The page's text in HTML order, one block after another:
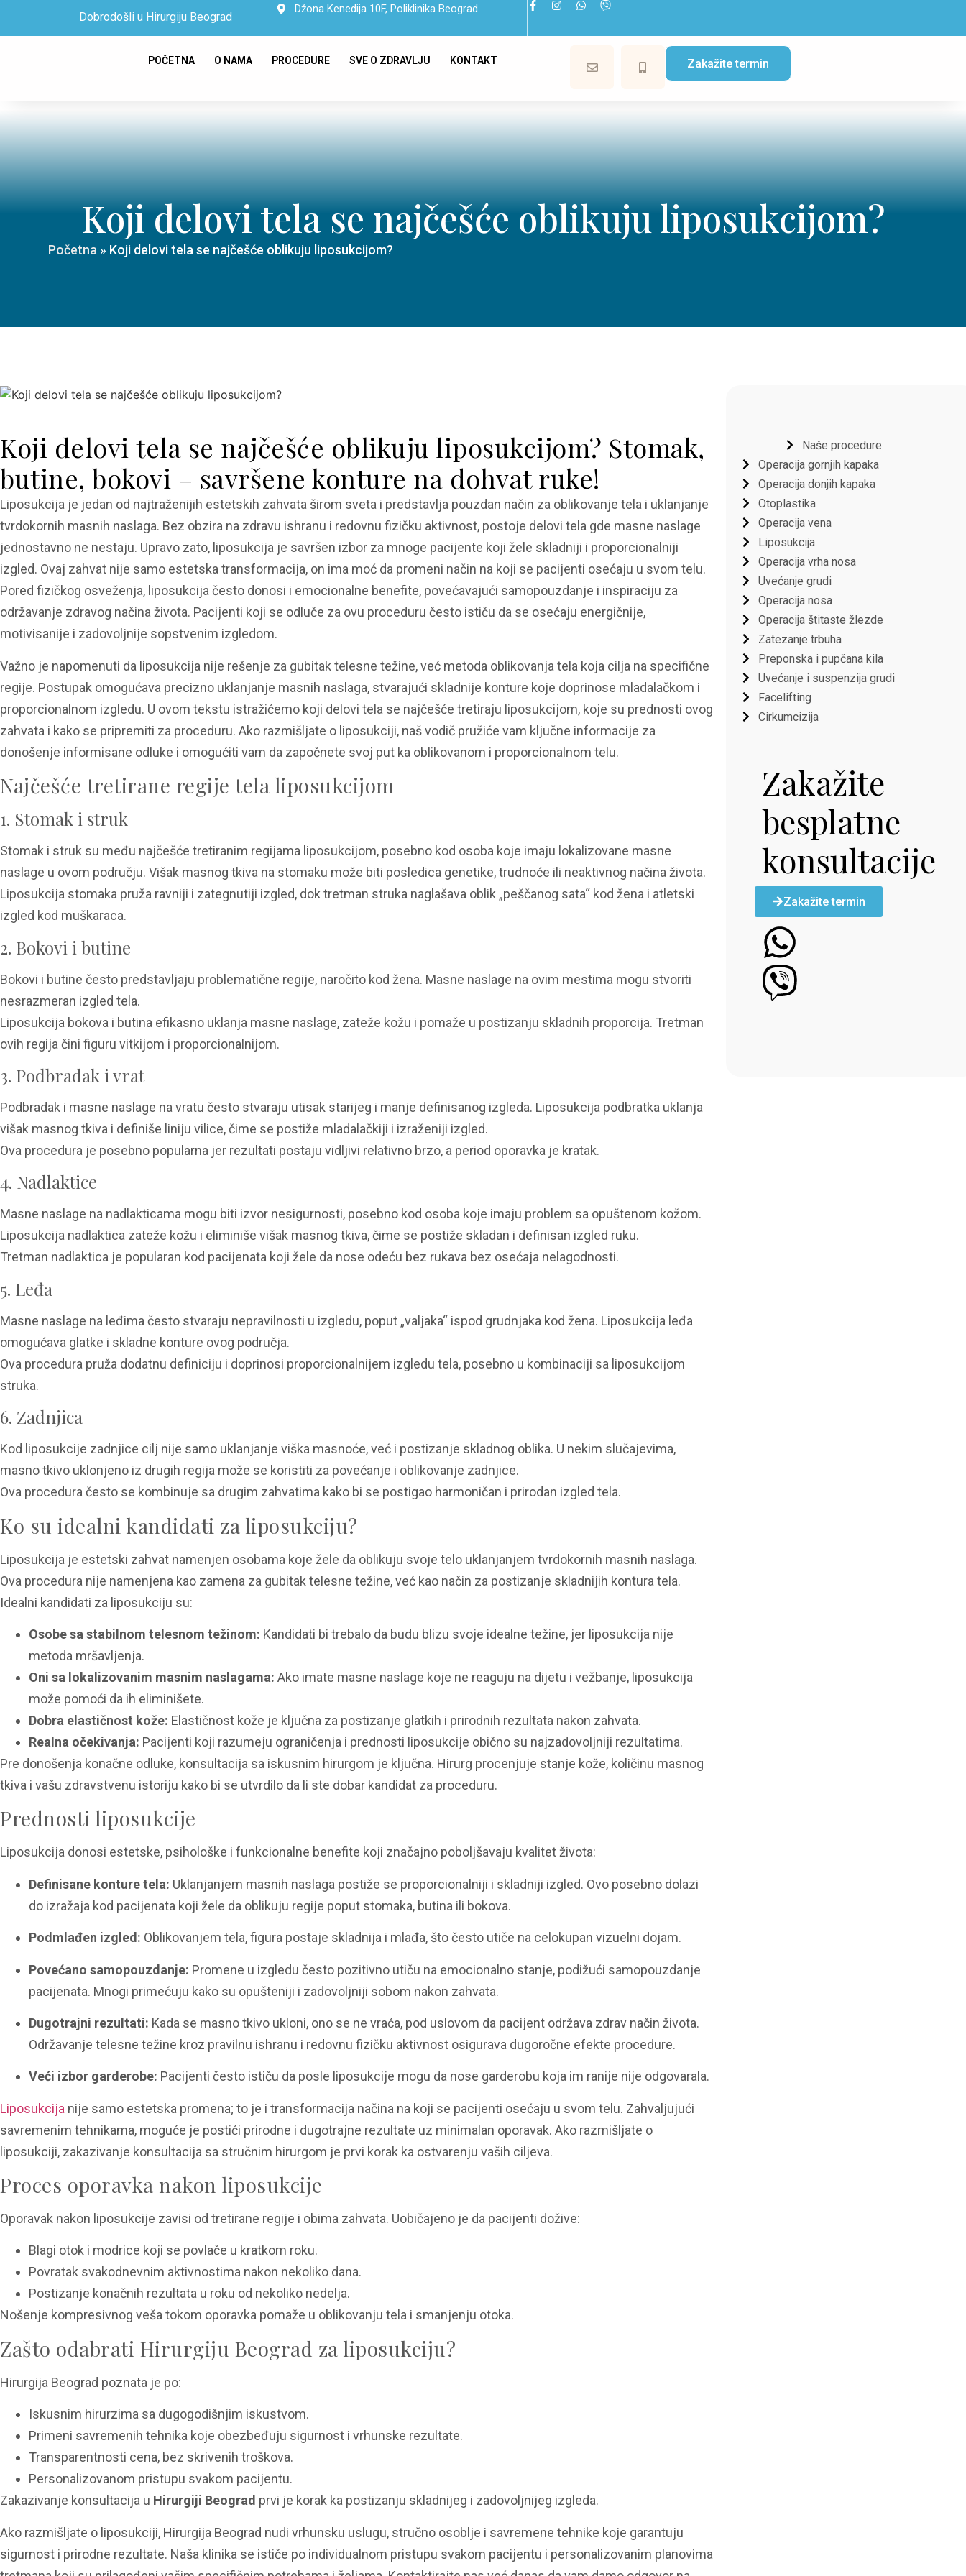
Dobrodošli u Hirurgiju Beograd
Džona Kenedija 10F, Poliklinika Beograd
POČETNA O NAMA PROCEDURE SVE O ZDRAVLJU KONTAKT Zakažite termin
Koji delovi tela se najčešće oblikuju liposukcijom?
Početna » Koji delovi tela se najčešće oblikuju liposukcijom?
Koji delovi tela se najčešće oblikuju liposukcijom? Stomak,
butine, bokovi – savršene konture na dohvat ruke!
Liposukcija je jedan od najtraženijih estetskih zahvata širom sveta i predstavlja pouzdan način za oblikovanje tela i uklanjanje
tvrdokornih masnih naslaga. Bez obzira na zdravu ishranu i redovnu fizičku aktivnost, postoje delovi tela gde masne naslage
jednostavno ne nestaju. Upravo zato, liposukcija je savršen izbor za mnoge pacijente koji žele skladniji i proporcionalniji
izgled. Ovaj zahvat nije samo estetska transformacija, on ima moć da promeni način na koji se pacijenti osećaju u svom telu.
Pored fizičkog osveženja, liposukcija često donosi i emocionalne benefite, povećavajući samopouzdanje i inspiraciju za
održavanje zdravog načina života. Pacijenti koji se odluče za ovu proceduru često ističu da se osećaju energičnije,
motivisanije i zadovoljnije sopstvenim izgledom.
Važno je napomenuti da liposukcija nije rešenje za gubitak telesne težine, već metoda oblikovanja tela koja cilja na specifične
regije. Postupak omogućava precizno uklanjanje masnih naslaga, stvarajući skladnije konture koje doprinose mladalačkom i
proporcionalnom izgledu. U ovom tekstu istražićemo koji delovi tela se najčešće tretiraju liposukcijom, koje su prednosti ovog
zahvata i kako se pripremiti za proceduru. Ako razmišljate o liposukciji, naš vodič pružiće vam ključne informacije za
donošenje informisane odluke i omogućiti vam da započnete svoj put ka oblikovanom i proporcionalnom telu.
Najčešće tretirane regije tela liposukcijom
1. Stomak i struk
Stomak i struk su među najčešće tretiranim regijama liposukcijom, posebno kod osoba koje imaju lokalizovane masne
naslage u ovom području. Višak masnog tkiva na stomaku može biti posledica genetike, trudnoće ili neaktivnog načina života.
Liposukcija stomaka pruža ravniji i zategnutiji izgled, dok tretman struka naglašava oblik „peščanog sata“ kod žena i atletski
izgled kod muškaraca.
2. Bokovi i butine
Bokovi i butine često predstavljaju problematične regije, naročito kod žena. Masne naslage na ovim mestima mogu stvoriti
nesrazmeran izgled tela.
Liposukcija bokova i butina efikasno uklanja masne naslage, zateže kožu i pomaže u postizanju skladnih proporcija. Tretman
ovih regija čini figuru vitkijom i proporcionalnijom.
3. Podbradak i vrat
Podbradak i masne naslage na vratu često stvaraju utisak starijeg i manje definisanog izgleda. Liposukcija podbratka uklanja
višak masnog tkiva i definiše liniju vilice, čime se postiže mladalačkiji i izraženiji izgled.
Ova procedura je posebno popularna jer rezultati postaju vidljivi relativno brzo, a period oporavka je kratak.
4. Nadlaktice
Masne naslage na nadlakticama mogu biti izvor nesigurnosti, posebno kod osoba koje imaju problem sa opuštenom kožom.
Liposukcija nadlaktica zateže kožu i eliminiše višak masnog tkiva, čime se postiže skladan i definisan izgled ruku.
Tretman nadlaktica je popularan kod pacijenata koji žele da nose odeću bez rukava bez osećaja nelagodnosti.
5. Leđa
Masne naslage na leđima često stvaraju nepravilnosti u izgledu, poput „valjaka“ ispod grudnjaka kod žena. Liposukcija leđa
omogućava glatke i skladne konture ovog područja.
Ova procedura pruža dodatnu definiciju i doprinosi proporcionalnijem izgledu tela, posebno u kombinaciji sa liposukcijom
struka.
6. Zadnjica
Kod liposukcije zadnjice cilj nije samo uklanjanje viška masnoće, već i postizanje skladnog oblika. U nekim slučajevima,
masno tkivo uklonjeno iz drugih regija može se koristiti za povećanje i oblikovanje zadnjice.
Ova procedura često se kombinuje sa drugim zahvatima kako bi se postigao harmoničan i prirodan izgled tela.
Ko su idealni kandidati za liposukciju?
Liposukcija je estetski zahvat namenjen osobama koje žele da oblikuju svoje telo uklanjanjem tvrdokornih masnih naslaga.
Ova procedura nije namenjena kao zamena za gubitak telesne težine, već kao način za postizanje skladnijih kontura tela.
Idealni kandidati za liposukciju su:
Osobe sa stabilnom telesnom težinom: Kandidati bi trebalo da budu blizu svoje idealne težine, jer liposukcija nije
metoda mršavljenja.
Oni sa lokalizovanim masnim naslagama: Ako imate masne naslage koje ne reaguju na dijetu i vežbanje, liposukcija
može pomoći da ih eliminišete.
Dobra elastičnost kože: Elastičnost kože je ključna za postizanje glatkih i prirodnih rezultata nakon zahvata.
Realna očekivanja: Pacijenti koji razumeju ograničenja i prednosti liposukcije obično su najzadovoljniji rezultatima.
Pre donošenja konačne odluke, konsultacija sa iskusnim hirurgom je ključna. Hirurg procenjuje stanje kože, količinu masnog
tkiva i vašu zdravstvenu istoriju kako bi se utvrdilo da li ste dobar kandidat za proceduru.
Prednosti liposukcije
Liposukcija donosi estetske, psihološke i funkcionalne benefite koji značajno poboljšavaju kvalitet života:
Definisane konture tela: Uklanjanjem masnih naslaga postiže se proporcionalniji i skladniji izgled. Ovo posebno dolazi
do izražaja kod pacijenata koji žele da oblikuju regije poput stomaka, butina ili bokova.
Podmlađen izgled: Oblikovanjem tela, figura postaje skladnija i mlađa, što često utiče na celokupan vizuelni dojam.
Povećano samopouzdanje: Promene u izgledu često pozitivno utiču na emocionalno stanje, podižući samopouzdanje
pacijenata. Mnogi primećuju kako su opušteniji i zadovoljniji sobom nakon zahvata.
Dugotrajni rezultati: Kada se masno tkivo ukloni, ono se ne vraća, pod uslovom da pacijent održava zdrav način života.
Održavanje telesne težine kroz pravilnu ishranu i redovnu fizičku aktivnost osigurava dugoročne efekte procedure.
Veći izbor garderobe: Pacijenti često ističu da posle liposukcije mogu da nose garderobu koja im ranije nije odgovarala.
Liposukcija nije samo estetska promena; to je i transformacija načina na koji se pacijenti osećaju u svom telu. Zahvaljujući
savremenim tehnikama, moguće je postići prirodne i dugotrajne rezultate uz minimalan oporavak. Ako razmišljate o
liposukciji, zakazivanje konsultacija sa stručnim hirurgom je prvi korak ka ostvarenju vaših ciljeva.
Proces oporavka nakon liposukcije
Oporavak nakon liposukcije zavisi od tretirane regije i obima zahvata. Uobičajeno je da pacijenti dožive:
Blagi otok i modrice koji se povlače u kratkom roku.
Povratak svakodnevnim aktivnostima nakon nekoliko dana.
Postizanje konačnih rezultata u roku od nekoliko nedelja.
Nošenje kompresivnog veša tokom oporavka pomaže u oblikovanju tela i smanjenju otoka.
Zašto odabrati Hirurgiju Beograd za liposukciju?
Hirurgija Beograd poznata je po:
Iskusnim hirurzima sa dugogodišnjim iskustvom.
Primeni savremenih tehnika koje obezbeđuju sigurnost i vrhunske rezultate.
Transparentnosti cena, bez skrivenih troškova.
Personalizovanom pristupu svakom pacijentu.
Zakazivanje konsultacija u Hirurgiji Beograd prvi je korak ka postizanju skladnijeg i zadovoljnijeg izgleda.
Ako razmišljate o liposukciji, Hirurgija Beograd nudi vrhunsku uslugu, stručno osoblje i savremene tehnike koje garantuju
sigurnost i prirodne rezultate. Naša klinika se ističe po individualnom pristupu svakom pacijentu i personalizovanim planovima
Naše procedure
Operacija gornjih kapaka
Operacija donjih kapaka
Otoplastika
Operacija vena
Liposukcija
Operacija vrha nosa
Uvećanje grudi
Operacija nosa
Operacija štitaste žlezde
Zatezanje trbuha
Preponska i pupčana kila
Uvećanje i suspenzija grudi
Facelifting
Cirkumcizija
Zakažite
besplatne
konsultacije
Zakažite termin